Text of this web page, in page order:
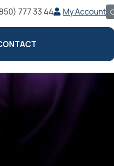
777 33 44 My Account